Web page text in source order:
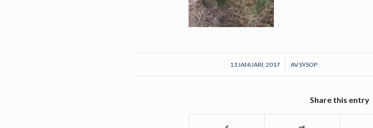
13 JANUARI, 2017
/ AVSYSOP
Share this entry